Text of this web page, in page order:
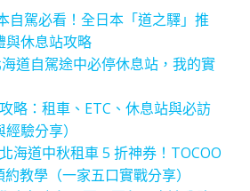
自駕必看！全日本「道之驛」推
與休息站攻略
道自駕途中必停休息站，我的實
略：租車、ETC、休息站與必訪
驗分享）
海道中秋租車 5 折神券！TOCOO
教學（一家五口實戰分享）